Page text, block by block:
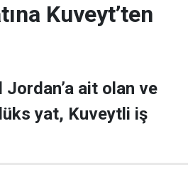
Kuveyt’ten
ait olan ve
yat, Kuveytli iş